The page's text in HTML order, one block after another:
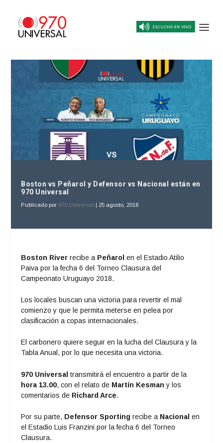
Boston vs Peñarol y Defensor vs Nacional están en
970 Universal
Publicado por 970 Universal | 25 agosto, 2018
Boston River recibe a Peñarol en el Estadio Atilio
Paiva por la fecha 6 del Torneo Clausura del
Campeonato Uruguayo 2018.
Los locales buscan una victoria para revertir el mal
comienzo y que le permita meterse en pelea por
clasificación a copas internacionales.
El carbonero quiere seguir en la lucha del Clausura y la
Tabla Anual, por lo que necesita una victoria.
970 Universal transmitirá el encuentro a partir de la
hora 13.00, con el relato de Martín Kesman y los
comentarios de Richard Arce.
Por su parte, Defensor Sporting recibe a Nacional en
el Estadio Luis Franzini por la fecha 6 del Torneo
Clausura.